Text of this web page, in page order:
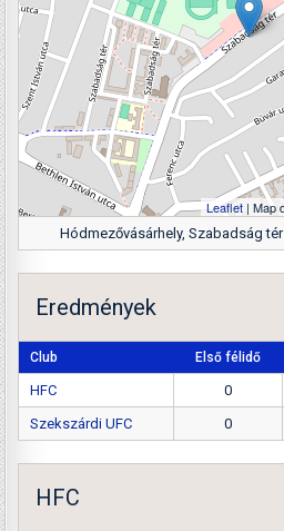
Leaflet | Map
Hódmezővásárhely, Szabadság
Eredmények
Club Első félidő
HFC 0
Szekszárdi UFC
0
HFC